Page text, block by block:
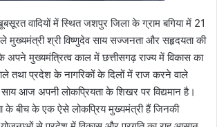
वादियों में स्थित जशपुर जिला के ग्राम बगिया में 21
मुख्यमंत्री श्री विष्णुदेव साय सज्जनता और सहृदयता की
अपने मुख्यमंत्रित्व काल में छत्तीसगढ़ राज्य में विकास का
तथा प्रदेश के नागरिकों के दिलों में राज करने वाले
साय आज अपनी लोकप्रियता के शिखर पर विद्यमान है।
के बीच के एक ऐसे लोकप्रिय मुख्यमंत्री हैं जिनकी